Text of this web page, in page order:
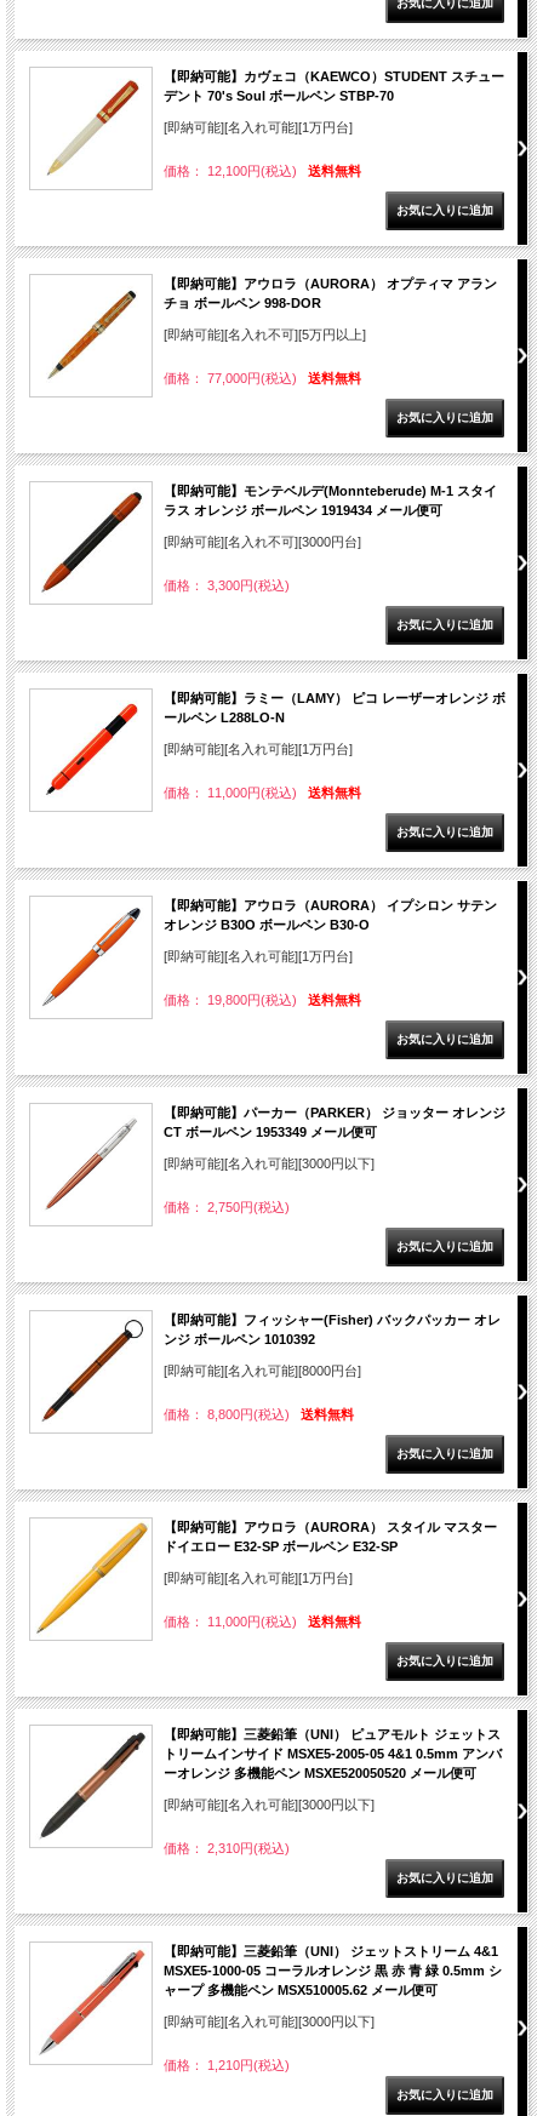
【即納可能】カヴェコ（KAEWCO）STUDENT スチュー
デント 70's Soul ボールペン STBP-70
[即納可能][名入れ可能][1万円台]
価格： 12,100円(税込) 送料無料
【即納可能】アウロラ（AURORA） オプティマ アラン
チョ ボールペン 998-DOR
[即納可能][名入れ不可][5万円以上]
価格： 77,000円(税込) 送料無料
【即納可能】モンテベルデ(Monnteberude) M-1 スタイ
ラス オレンジ ボールペン 1919434 メール便可
[即納可能][名入れ不可][3000円台]
価格： 3,300円(税込)
【即納可能】ラミー（LAMY） ピコ レーザーオレンジ ボ
ールペン L288LO-N
[即納可能][名入れ可能][1万円台]
価格： 11,000円(税込) 送料無料
【即納可能】アウロラ（AURORA） イプシロン サテン
オレンジ B30O ボールペン B30-O
[即納可能][名入れ可能][1万円台]
価格： 19,800円(税込) 送料無料
【即納可能】パーカー（PARKER） ジョッター オレンジ
CT ボールペン 1953349 メール便可
[即納可能][名入れ可能][3000円以下]
価格： 2,750円(税込)
【即納可能】フィッシャー(Fisher) バックパッカー オレ
ンジ ボールペン 1010392
[即納可能][名入れ可能][8000円台]
価格： 8,800円(税込) 送料無料
【即納可能】アウロラ（AURORA） スタイル マスター
ドイエロー E32-SP ボールペン E32-SP
[即納可能][名入れ可能][1万円台]
価格： 11,000円(税込) 送料無料
【即納可能】三菱鉛筆（UNI） ピュアモルト ジェットス
トリームインサイド MSXE5-2005-05 4&1 0.5mm アンバ
ーオレンジ 多機能ペン MSXE520050520 メール便可
[即納可能][名入れ可能][3000円以下]
価格： 2,310円(税込)
【即納可能】三菱鉛筆（UNI） ジェットストリーム 4&1
MSXE5-1000-05 コーラルオレンジ 黒 赤 青 緑 0.5mm シ
ャープ 多機能ペン MSX510005.62 メール便可
[即納可能][名入れ可能][3000円以下]
価格： 1,210円(税込)